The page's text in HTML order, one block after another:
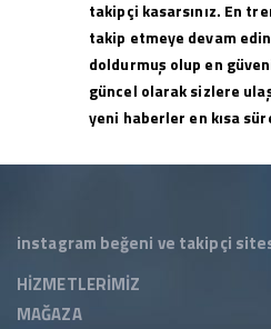
takipçi kasarsınız. En
takip etmeye devam
doldurmuş olup en
güncel olarak sizlere
yeni haberler en kısa
instagram beğeni ve takipçi
HİZMETLERİMİZ
MAĞAZA